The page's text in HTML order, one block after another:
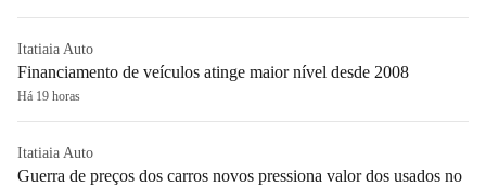
Itatiaia Auto
Financiamento de veículos atinge maior nível desde 2008
Há 19 horas
Itatiaia Auto
Guerra de preços dos carros novos pressiona valor dos usados no